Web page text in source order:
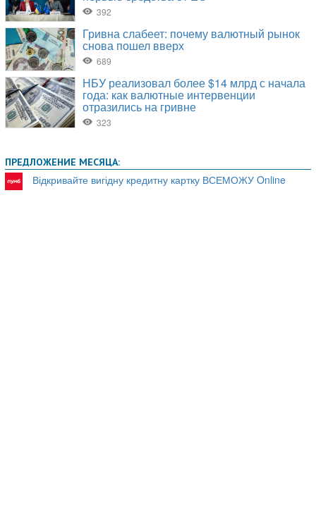
ПРЕДЛОЖЕНИЕ МЕСЯЦА:
Відкривайте вигідну кредитну картку ВСЕМОЖУ Online